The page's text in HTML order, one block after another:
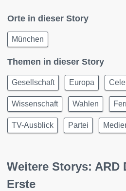
Orte in dieser Story
München
Themen in dieser Story
Gesellschaft Europa
Wissenschaft Wahlen
TV-Ausblick Partei
Weitere Storys: ARD
Erste